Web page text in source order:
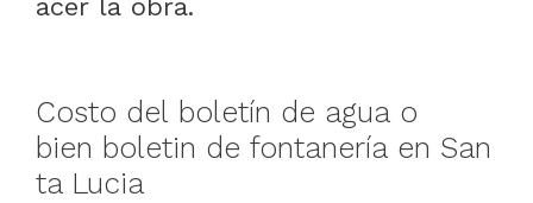
acer la obra.
Costo del boletín de agua o
bien boletin de fontanería en San
ta Lucia